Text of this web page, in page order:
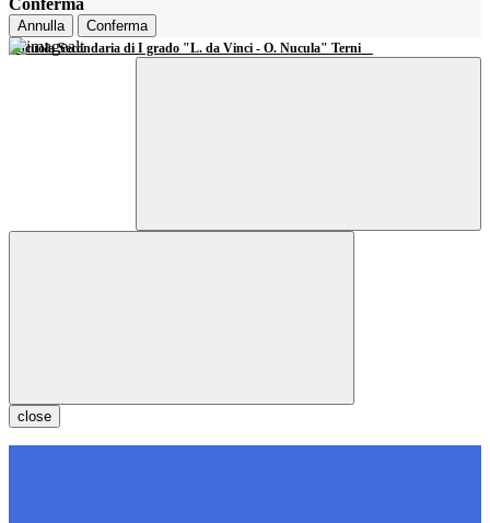
Conferma
Annulla Conferma
Scuola Secondaria di I grado "L. da Vinci - O. Nucula" Terni
close